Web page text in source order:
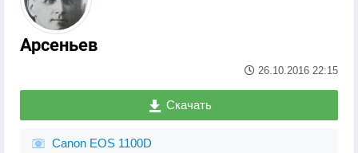
Арсеньев
26.10.2016 22:15
Скачать
Canon EOS 1100D